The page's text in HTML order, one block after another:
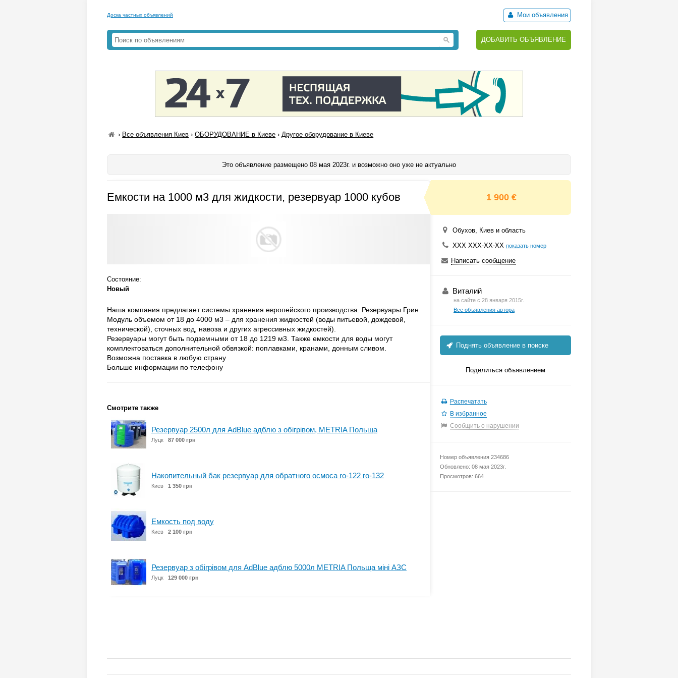
Доска частных объявлений Мои объявления
ДОБАВИТЬ ОБЪЯВЛЕНИЕ
› Все объявления Киев ›ОБОРУДОВАНИЕ в Киеве ›Другое оборудование в Киеве
Это объявление размещено 08 мая 2023г. и возможно оно уже не актуально
Емкости на 1000 м3 для жидкости, резервуар 1000 кубов
Состояние:
Новый
Наша компания предлагает системы хранения европейского производства. Резервуары Грин
Модуль объемом от 18 до 4000 м3 – для хранения жидкостей (воды питьевой, дождевой,
технической), сточных вод, навоза и других агрессивных жидкостей).
Резервуары могут быть подземными от 18 до 1219 м3. Также емкости для воды могут
комплектоваться дополнительной обвязкой: поплавками, кранами, донным сливом.
Возможна поставка в любую страну
Больше информации по телефону
Смотрите также
Резервуар 2500л для AdBlue адблю з обігрівом, METRIA Польща
Луцк 87 000 грн
Накопительный бак резервуар для обратного осмоса ro-122 ro-132
Киев 1 350 грн
Емкость под воду
Киев 2 100 грн
Резервуар з обігрівом для AdBlue адблю 5000л METRIA Польща міні АЗС
Луцк 129 000 грн
1 900 €
Обухов, Киев и область
ХХХ ХХХ-ХХ-ХХ показать номер
Написать сообщение
Виталий
на сайте с 28 января 2015г.
Все объявления автора
Поднять объявление в поиске
Поделиться объявлением
Распечатать
В избранное
Сообщить о нарушении
Номер объявления 234686
Обновлено: 08 мая 2023г.
Просмотров: 664